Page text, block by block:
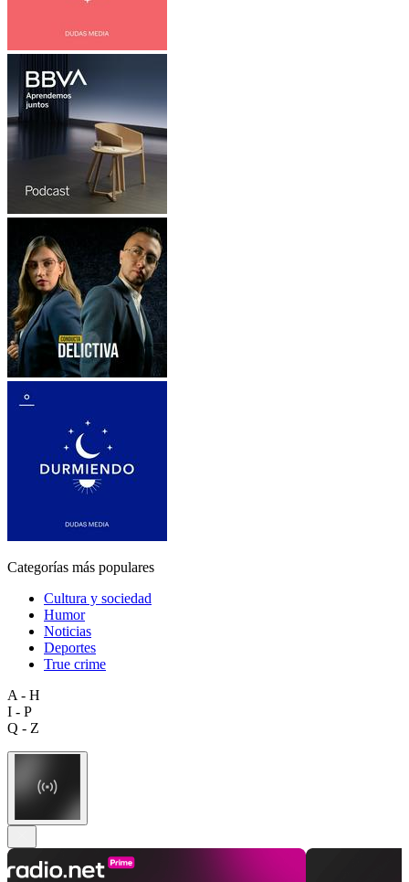
Categorías más populares
Cultura y sociedad
Humor
Noticias
Deportes
True crime
A - H
I - P
Q - Z